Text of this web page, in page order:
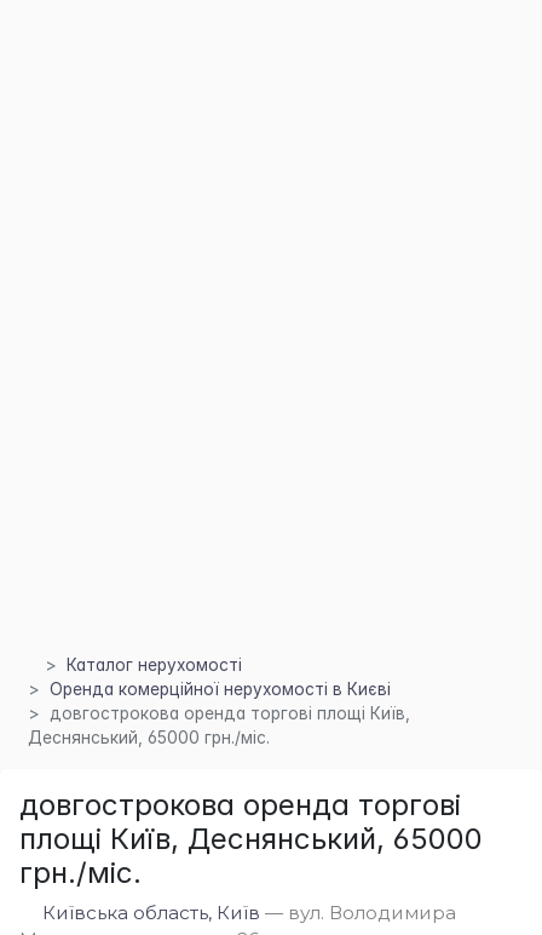
Каталог нерухомості
Оренда комерційної нерухомості в Києві
довгострокова оренда торгові площі Київ,
Деснянський, 65000 грн./міс.
довгострокова оренда торгові
площі Київ, Деснянський, 65000
грн./міс.
Київська область, Київ — вул. Володимира